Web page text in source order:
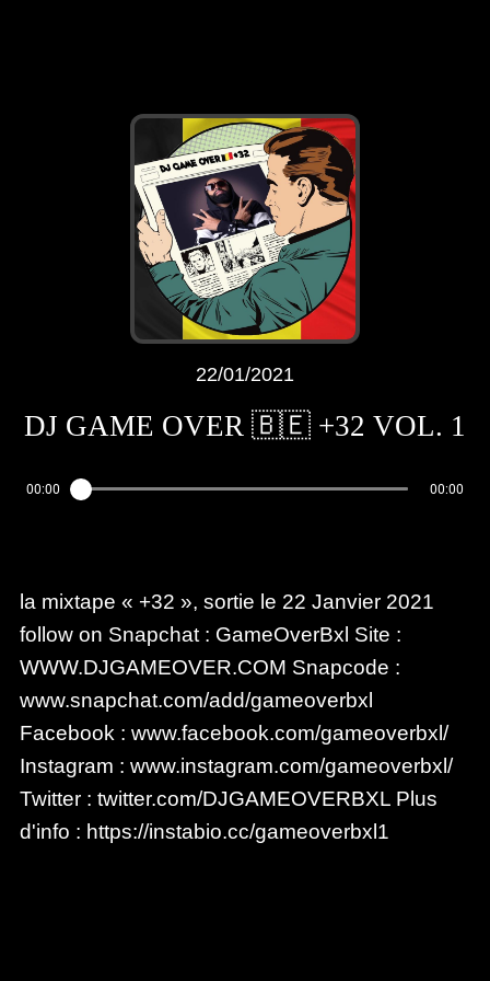
22/01/2021
DJ GAME OVER 🇧🇪 +32 VOL. 1
00:00 00:00
la mixtape « +32 », sortie le 22 Janvier 2021
follow on Snapchat : GameOverBxl Site :
WWW.DJGAMEOVER.COM Snapcode :
www.snapchat.com/add/gameoverbxl
Facebook : www.facebook.com/gameoverbxl/
Instagram : www.instagram.com/gameoverbxl/
Twitter : twitter.com/DJGAMEOVERBXL Plus
d'info : https://instabio.cc/gameoverbxl1